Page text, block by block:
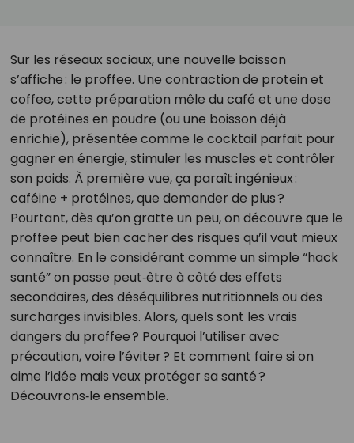
Sur les réseaux sociaux, une nouvelle boisson
s’affiche : le proffee. Une contraction de protein et
coffee, cette préparation mêle du café et une dose
de protéines en poudre (ou une boisson déjà
enrichie), présentée comme le cocktail parfait pour
gagner en énergie, stimuler les muscles et contrôler
son poids. À première vue, ça paraît ingénieux :
caféine + protéines, que demander de plus ?
Pourtant, dès qu’on gratte un peu, on découvre que le
proffee peut bien cacher des risques qu’il vaut mieux
connaître. En le considérant comme un simple “hack
santé” on passe peut‑être à côté des effets
secondaires, des déséquilibres nutritionnels ou des
surcharges invisibles. Alors, quels sont les vrais
dangers du proffee ? Pourquoi l’utiliser avec
précaution, voire l’éviter ? Et comment faire si on
aime l’idée mais veux protéger sa santé ?
Découvrons‑le ensemble.